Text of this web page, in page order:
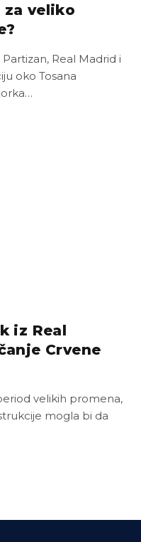
veliko
Real Madrid i
oko Tosana
iz Real
Crvene
velikih promena,
mogla bi da